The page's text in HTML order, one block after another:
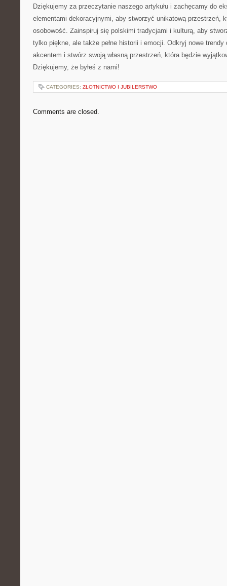
Dziękujemy za przeczytanie ⁢naszego artykułu i zachęcamy do
elementami ⁣dekoracyjnymi, ⁤aby stworzyć unikatową przestrzeń,
​osobowość. Zainspiruj⁤ się polskimi tradycjami i kulturą, ⁤aby
tylko piękne, ‍ale także ‍pełne ⁣historii ⁤i emocji. Odkryj nowe
akcentem i stwórz swoją własną przestrzeń, która będzie
Dziękujemy, że byłeś z ‌nami!
CATEGORIES: ZŁOTNICTWO I JUBILERSTWO
Comments are closed.